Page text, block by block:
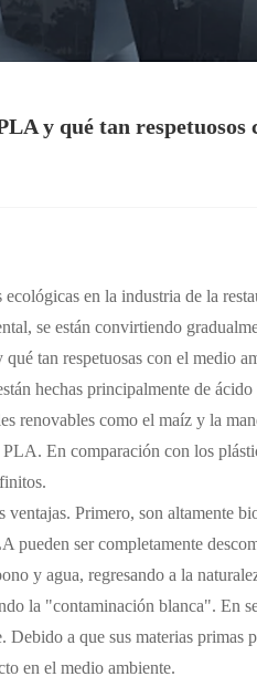
y qué tan respetuosos
en la industria de la
se están convirtiendo
tan respetuosas con el medio
hechas principalmente de
renovables como el maíz y la
En comparación con los
ventajas. Primero, son altamente
ser completamente
y agua, regresando a la
la "contaminación blanca". En
a que sus materias primas
en el medio ambiente.